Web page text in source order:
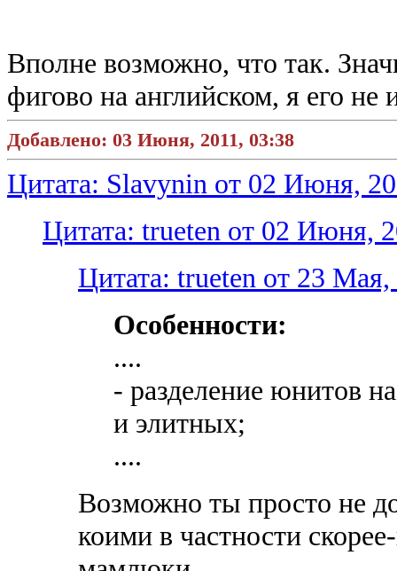
Вполне возможно, что так.
фигово на английском, я его
Добавлено: 03 Июня, 2011, 03:38
Цитата: Slavynin от 02 Июня,
Цитата: trueten от 02 Июня,
Цитата: trueten от 23
Особенности:
....
- разделение юнитов
и элитных;
....
Возможно ты просто не
коими в частности